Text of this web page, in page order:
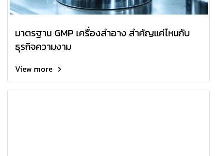
มาตรฐาน GMP เครื่องสำอาง สำคัญแค่ไหนกับ
ธุรกิจความงาม
View more